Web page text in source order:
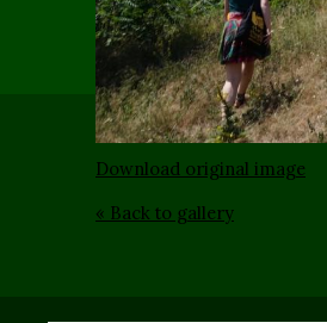
Download original image
« Back to gallery